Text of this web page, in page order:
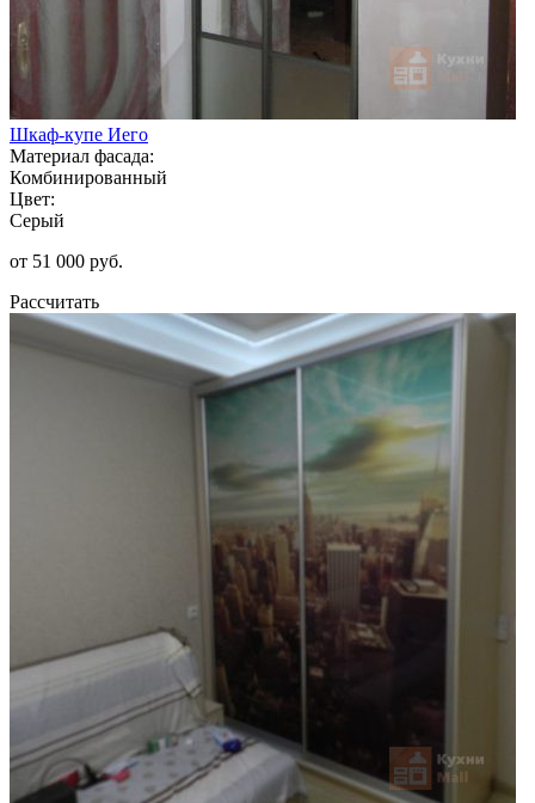
Шкаф-купе Иего
Материал фасада:
Комбинированный
Цвет:
Серый
от 51 000 руб.
Рассчитать